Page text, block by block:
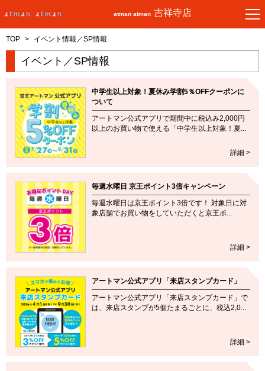
atman atman 吉祥寺店
TOP > イベント情報／SP情報
イベント／SP情報
中学生以上対象！夏休み学割5％OFFクーポンに
ついて
アートマン公式アプリで期間中に税込み2,000円
以上のお買い物で使える「中学生以上対象！夏...
詳細 >
毎週水曜日 京王ポイント3倍キャンペーン
毎週水曜日は京王ポイント3倍です！ 対象日に対
象店舗でお買い物をしていただくと京王ポ...
詳細 >
アートマン公式アプリ「来店スタンプカード」
アートマン公式アプリ「来店スタンプカード」で
は、来店スタンプが5個たまるごとに、税込2,0...
詳細 >